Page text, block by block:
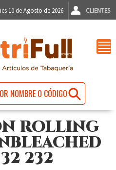
10 de Agosto de 2026 CLIENTES
ROLLING
232